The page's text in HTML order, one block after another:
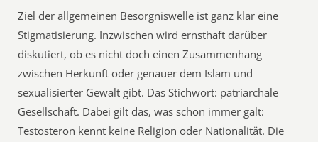
Ziel der allgemeinen Besorgniswelle ist ganz klar eine
Stigmatisierung. Inzwischen wird ernsthaft darüber
diskutiert, ob es nicht doch einen Zusammenhang
zwischen Herkunft oder genauer dem Islam und
sexualisierter Gewalt gibt. Das Stichwort: patriarchale
Gesellschaft. Dabei gilt das, was schon immer galt:
Testosteron kennt keine Religion oder Nationalität. Die